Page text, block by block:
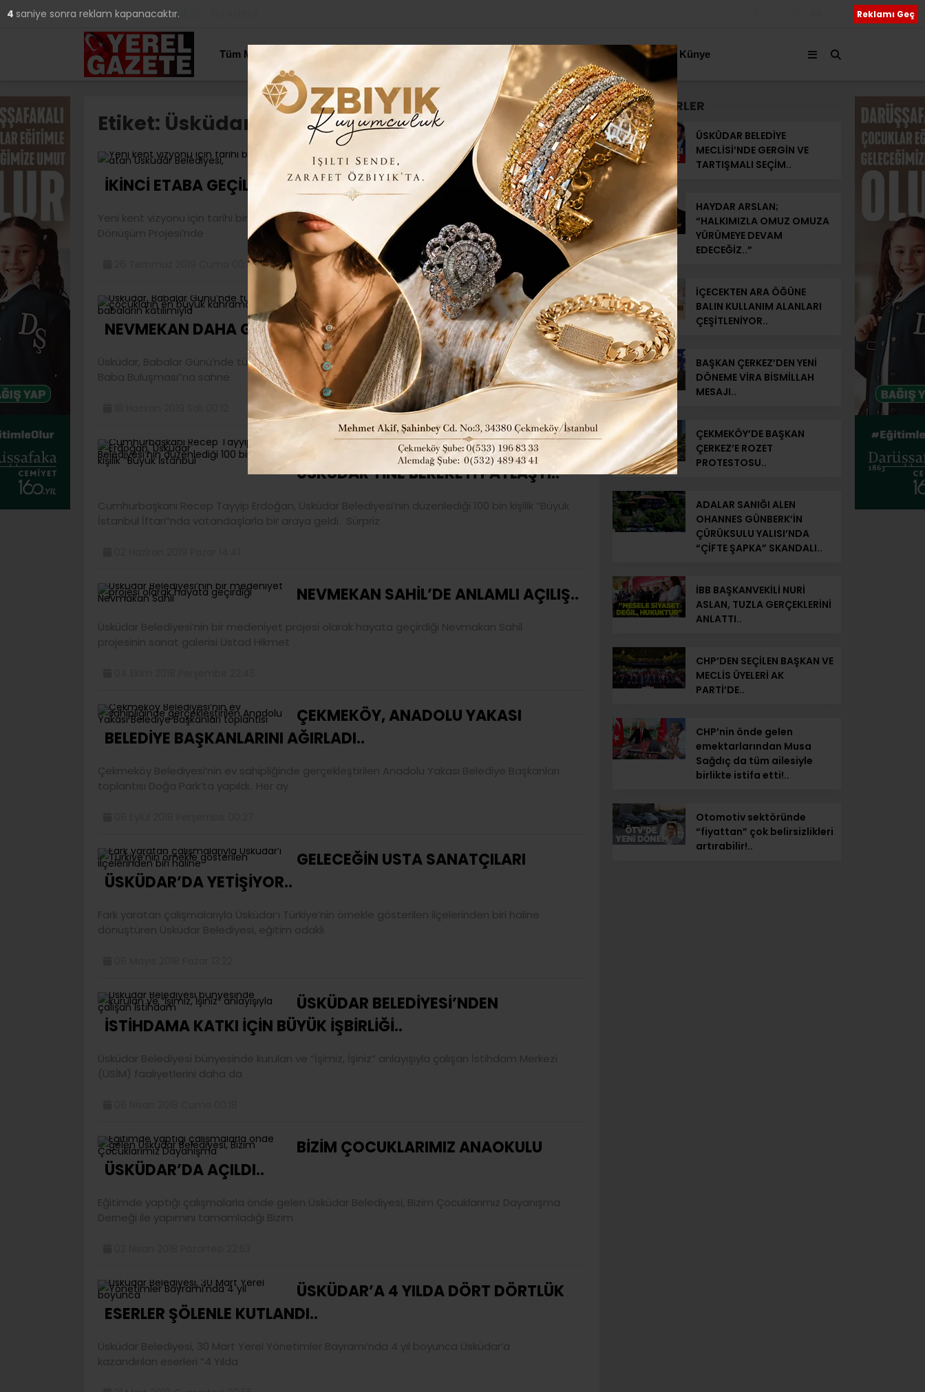
YAZARLAR 24.5
Tüm Manşetler Yerel Haberler Genel Siyaset Kültür Sanat Hakkımızda Künye
Etiket: Üsküdar Belediye Başkanı Hilmi Türkmen
YERİNDE VE GÖNÜLLÜ DÖNÜŞÜMDE
İKİNCİ ETABA GEÇİLDİ..
Yeni kent vizyonu için tarihi bir adım atan Üsküdar Belediyesi, Çamlıca Kirazlıtepe Kentsel
Dönüşüm Projesi’nde
26 Temmuz 2019 Cuma 00:47
İSTANBUL’A 5 MİLLET BAHÇESİ VE 4
NEVMEKAN DAHA GELİYOR..
Üsküdar, Babalar Günü’nde tüm çocukların en büyük kahramanı babaların katılımıyla yılın “En
Baba Buluşması”na sahne
RAMAZIN’I DOLU DOLU YAŞAYAN
ÜSKÜDAR YİNE BEREKETİ PAYLAŞTI..
Cumhurbaşkanı Recep Tayyip Erdoğan, Üsküdar Belediyesi’nin düzenlediği 100 bin kişilik ‘’Büyük
İstanbul İftarı’’nda vatandaşlarla bir araya geldi. Sürpriz
NEVMEKAN SAHİL’DE ANLAMLI AÇILIŞ..
Üsküdar Belediyesi’nin bir medeniyet projesi olarak hayata geçirdiği Nevmakan Sahil
projesinin sanat galerisi Üstad Hikmet
ÇEKMEKÖY, ANADOLU YAKASI
BELEDİYE BAŞKANLARINI AĞIRLADI..
Çekmeköy Belediyesi’nin ev sahipliğinde gerçekleştirilen Anadolu Yakası Belediye Başkanları
toplantısı Doğa Park’ta yapıldı.. Her ay
GELECEĞİN USTA SANATÇILARI
ÜSKÜDAR’DA YETİŞİYOR..
Fark yaratan çalışmalarıyla Üsküdar’ı Türkiye’nin örnekle gösterilen ilçelerinden biri haline
dönüştüren Üsküdar Belediyesi, eğitim odaklı
ÜSKÜDAR BELEDİYESİ’NDEN
İSTİHDAMA KATKI İÇİN BÜYÜK İŞBİRLİĞİ..
Üsküdar Belediyesi bünyesinde kurulan ve “İşimiz, İşiniz” anlayışıyla çalışan İstihdam Merkezi
(ÜSİM) faaliyetlerini daha da
BİZİM ÇOCUKLARIMIZ ANAOKULU
ÜSKÜDAR’DA AÇILDI..
Eğitimde yaptığı çalışmalarla önde gelen Üsküdar Belediyesi, Bizim Çocuklarımız Dayanışma
Derneği ile yapımını tamamladığı Bizim
ÜSKÜDAR’A 4 YILDA DÖRT DÖRTLÜK
ESERLER ŞÖLENLE KUTLANDI..
Üsküdar Belediyesi, 30 Mart Yerel Yönetimler Bayramı’nda 4 yıl boyunca Üsküdar’a
kazandırılan eserleri “4 Yılda
SON HABERLER
ÜSKÜDAR BELEDİYE
MECLİSİ’NDE GERGİN VE
TARTIŞMALI SEÇİM..
HAYDAR ARSLAN;
“HALKIMIZLA OMUZ OMUZA
YÜRÜMEYE DEVAM
EDECEĞİZ..”
İÇECEKTEN ARA ÖĞÜNE
BALIN KULLANIM ALANLARI
ÇEŞİTLENİYOR..
BAŞKAN ÇERKEZ’DEN YENİ
DÖNEME VİRA BİSMİLLAH
MESAJI..
ÇEKMEKÖY’DE BAŞKAN
ÇERKEZ’E ROZET
PROTESTOSU..
ADALAR SANIĞI ALEN
OHANNES GÜNBERK’İN
ÇÜRÜKSULU YALISI’NDA
“ÇİFTE ŞAPKA” SKANDALI..
İBB BAŞKANVEKİLİ NURİ
ASLAN, TUZLA GERÇEKLERİNİ
ANLATTI..
CHP’DEN SEÇİLEN BAŞKAN VE
MECLİS ÜYELERİ AK
PARTİ’DE..
CHP’nin önde gelen
emektarlarından Musa
Sağdıç da tüm ailesiyle
birlikte istifa etti!..
Otomotiv sektöründe
“fiyattan” çok belirsizlikleri
artırabilir!..
3 saniye sonra reklam kapanacaktır. Reklamı Geç